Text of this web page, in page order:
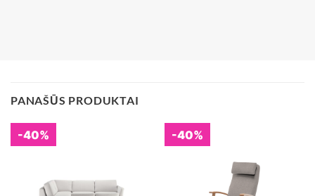
PANAŠŪS PRODUKTAI
-40% -40%